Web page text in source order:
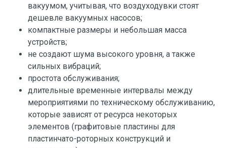
вакуумом, учитывая, что воздуходувки стоят
дешевле вакуумных насосов;
компактные размеры и небольшая масса
устройств;
не создают шума высокого уровня, а также
сильных вибраций;
простота обслуживания;
длительные временные интервалы между
мероприятиями по техническому обслуживанию,
которые зависят от ресурса некоторых
элементов (графитовые пластины для
пластинчато-роторных конструкций и